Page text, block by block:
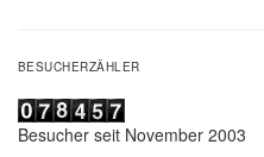
BESUCHERZÄHLER
Besucher seit November 2003